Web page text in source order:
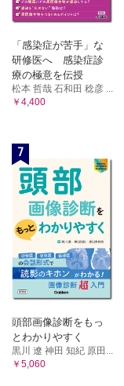
「感染症が苦手」な
研修医へ 感染症診
療の極意を伝授
松本 哲哉 石和田 稔彦 ...
￥4,400
7
頭部画像診断をもっ
とわかりやすく
黒川 遼 神田 知紀 原田...
￥5,060